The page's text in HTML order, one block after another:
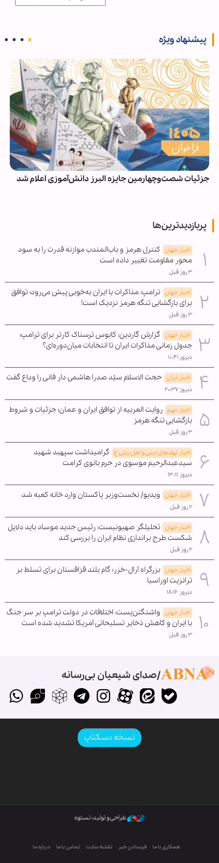
پیشنهاد ویژه
جزئیات شصت‌وچهارمین جایزه البرز دانش‌آموزی اعلام شد
پربازدیدترین‌ها
اخبار جهان کنترل هرمز و باب‌المندب موازنه قدرت را به سود
محور مقاومت تغییر داده است
۳ روز قبل
اخبار جهان ترامپ: مذاکرات با ایران به‌خوبی پیش می‌رود؛ توافق
برای بازگشایی تنگه هرمز نزدیک است!
۳ روز قبل
اخبار جهان گزارش گاردین: کابوس ترسناک کارتر برای ترامپ؛
جدول زمانی مذاکرات ایران تا انتخابات میان‌دوره‌ای؟
دیروز ۱۰:۴۱
اخبار ایران حجت الاسلام سیّد صدرا هاشمی دار فانی را وداع گفت
دیروز ۲۰:۳۷
اخبار مهم روایت العربیه از توافق ایران و عمان؛ جزئیات و شروط
بازگشایی تنگه هرمز
۳ روز قبل
اخبار نهادهای دینی و اهل بیتی ع گرامیداشت سپهبد شهید
سیدعبدالرحیم موسوی در حرم بانوی کرامت
دیروز ۱۳:۱۱
اخبار جهان ویدیو/ نخست‌وزیر پاکستان وارد خانه کعبه شد
۲ روز قبل
اخبار جهان تحلیلگر صهیونیست: رئیس جدید موساد باید دلایل
شکست طرح براندازی نظام ایران را بررسی کند
۲ روز قبل
اخبار جهان بزرگراه آرال-خزر؛ گام بلند قزاقستان برای تسلط بر
ترانزیت اوراسیا
دیروز ۱۸:۱۶
اخبار جهان واشنگتن‌پست: اختلافات در دولت ترامپ بر سر جنگ
با ایران و کاهش ذخایر تسلیحاتی آمریکا تشدید شده است
۳ روز قبل
صدای شیعیان بی‌رسانه
نسخه دسکتاپ
طراحی و تولید: نستوه
همکاری با ما فرستادن خبر نقشه سایت تماس با ما درباره ما